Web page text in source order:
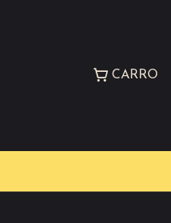
CARRO